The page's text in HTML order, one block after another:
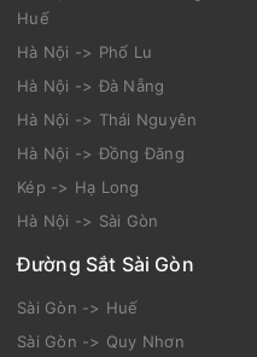
Huế
Hà Nội -> Phố Lu
Hà Nội -> Đà Nẵng
Hà Nội -> Thái Nguyên
Hà Nội -> Đồng Đăng
Kép -> Hạ Long
Hà Nội -> Sài Gòn
Đường Sắt Sài Gòn
Sài Gòn -> Huế
Sài Gòn -> Quy Nhơn